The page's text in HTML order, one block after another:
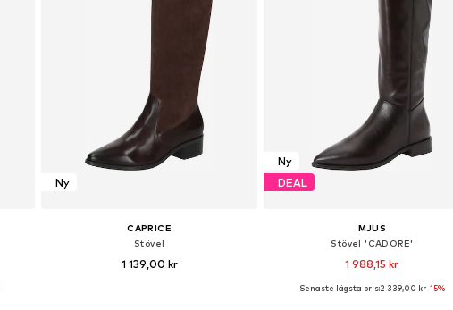
Ny
CAPRICE
Stövel
1 139,00 kr
Ny
DEAL
MJUS
Stövel 'CADORE'
1 988,15 kr
Tillgänglig i många storlekar
Senaste lägsta pris:2 339,00 kr-15%